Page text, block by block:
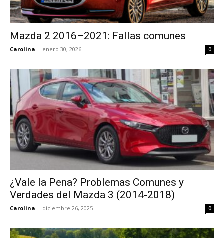
Mazda 2 2016–2021: Fallas comunes
Carolina - enero 30, 2026 0
¿Vale la Pena? Problemas Comunes y
Verdades del Mazda 3 (2014-2018)
Carolina - diciembre 26, 2025 0